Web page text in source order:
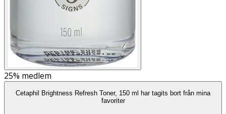
25% medlem
Cetaphil Brightness Refresh Toner, 150 ml har tagits bort från mina
favoriter